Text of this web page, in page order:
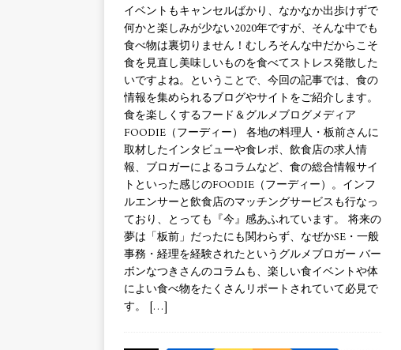
イベントもキャンセルばかり、なかなか出歩けずで
何かと楽しみが少ない2020年ですが、そんな中でも
食べ物は裏切りません！むしろそんな中だからこそ
食を見直し美味しいものを食べてストレス発散した
いですよね。ということで、今回の記事では、食の
情報を集められるブログやサイトをご紹介します。
食を楽しくするフード＆グルメブログメディア
FOODIE（フーディー） 各地の料理人・板前さんに
取材したインタビューや食レポ、飲食店の求人情
報、ブロガーによるコラムなど、食の総合情報サイ
トといった感じのFOODIE（フーディー）。インフ
ルエンサーと飲食店のマッチングサービスも行なっ
ており、とっても『今』感あふれています。 将来の
夢は「板前」だったにも関わらず、なぜかSE・一般
事務・経理を経験されたというグルメブロガー バー
ボンなつきさんのコラムも、楽しい食イベントや体
によい食べ物をたくさんリポートされていて必見で
す。 […]